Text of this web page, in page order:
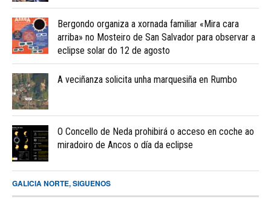
Bergondo organiza a xornada familiar «Mira cara
arriba» no Mosteiro de San Salvador para observar a
eclipse solar do 12 de agosto
A veciñanza solicita unha marquesiña en Rumbo
O Concello de Neda prohibirá o acceso en coche ao
miradoiro de Ancos o día da eclipse
GALICIA NORTE, SIGUENOS